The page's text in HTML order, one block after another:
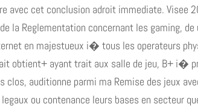
avec cet conclusion adroit immediate. Visee
la Reglementation concernant les gaming,
en majestueux i� tous les operateurs
obtient+ ayant trait aux salle de jeu, B+ i�
clos, auditionne parmi ma Remise des jeux
ou contenance leurs bases en secteur